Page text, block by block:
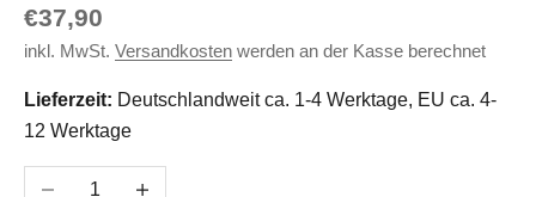
Angebot
€37,90
inkl. MwSt. Versandkosten werden an der Kasse berechnet
Lieferzeit: Deutschlandweit ca. 1-4 Werktage, EU ca. 4-
12 Werktage
Anzahl verringernAnzahl erhöhen